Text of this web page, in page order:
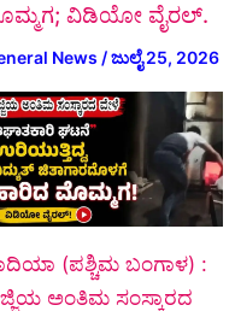
ವಿಡಿಯೋ ವೈರಲ್.
News /ಜುಲೈ 25, 2026
(ಪಶ್ಚಿಮ ಬಂಗಾಳ) :
ಅಂತಿಮ ಸಂಸ್ಕಾರದ